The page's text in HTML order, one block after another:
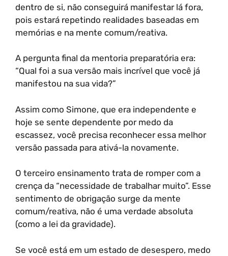
dentro de si, não conseguirá manifestar lá fora,
pois estará repetindo realidades baseadas em
memórias e na mente comum/reativa.
A pergunta final da mentoria preparatória era:
“Qual foi a sua versão mais incrível que você já
manifestou na sua vida?”
Assim como Simone, que era independente e
hoje se sente dependente por medo da
escassez, você precisa reconhecer essa melhor
versão passada para ativá-la novamente.
O terceiro ensinamento trata de romper com a
crença da “necessidade de trabalhar muito”. Esse
sentimento de obrigação surge da mente
comum/reativa, não é uma verdade absoluta
(como a lei da gravidade).
Se você está em um estado de desespero, medo